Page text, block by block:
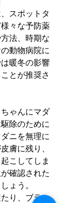
スポットタ
々な予防薬
法、時期な
動物病院に
暖冬の影響
とが推奨さ
ゃんにマダ
除のために
ニを無理に
膚に残り、
こしてしま
確認された
ょう。
り、ブラッ